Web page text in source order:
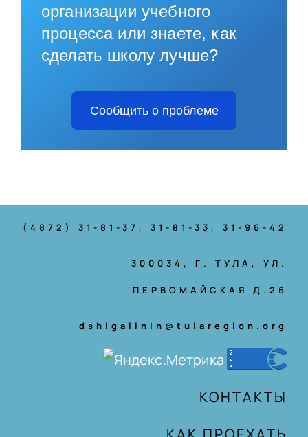
организации учебного
процесса или знаете, как
сделать школу лучше?
Сообщить о проблеме
(4872) 31-81-37, 31-81-33, 31-96-42
300034, Г. ТУЛА, УЛ.
ПЕРВОМАЙСКАЯ Д.26
dshigalinin@tularegion.org
КОНТАКТЫ